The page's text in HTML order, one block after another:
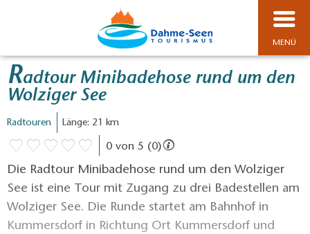
MENÜ
Radtour Minibadehose rund um den
Wolziger See
Radtouren Länge: 21 km
0 von 5 (0)
Die Radtour Minibadehose rund um den Wolziger
See ist eine Tour mit Zugang zu drei Badestellen am
Wolziger See. Die Runde startet am Bahnhof in
Kummersdorf in Richtung Ort Kummersdorf und